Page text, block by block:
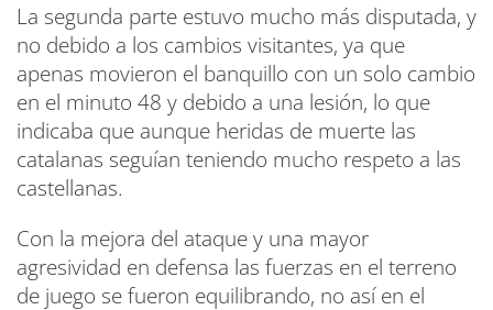
La segunda parte estuvo mucho más disputada, y
no debido a los cambios visitantes, ya que
apenas movieron el banquillo con un solo cambio
en el minuto 48 y debido a una lesión, lo que
indicaba que aunque heridas de muerte las
catalanas seguían teniendo mucho respeto a las
castellanas.
Con la mejora del ataque y una mayor
agresividad en defensa las fuerzas en el terreno
de juego se fueron equilibrando, no así en el